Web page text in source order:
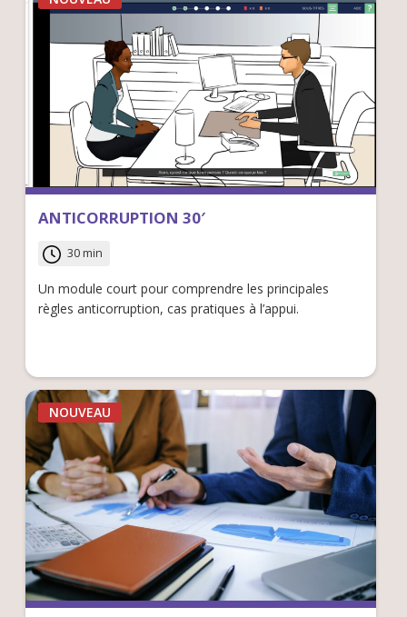
ANTICORRUPTION 30′
30 min
Un module court pour comprendre les principales
règles anticorruption, cas pratiques à l’appui.
NOUVEAU